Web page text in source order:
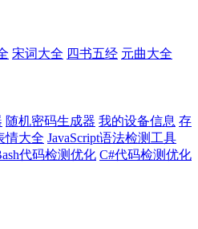
宋词大全 四书五经 元曲大全
随机密码生成器 我的设备信息 存
情大全 JavaScript语法检测工具
代码检测优化 C#代码检测优化